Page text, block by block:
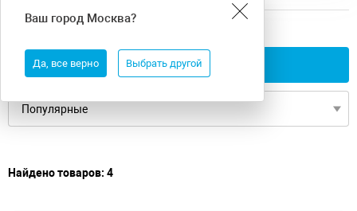
Ваш город Москва?
Да, все верно Выбрать другой
12 ванны Whitecross Konsul
Применить фильтры
Найдено товаров: 4